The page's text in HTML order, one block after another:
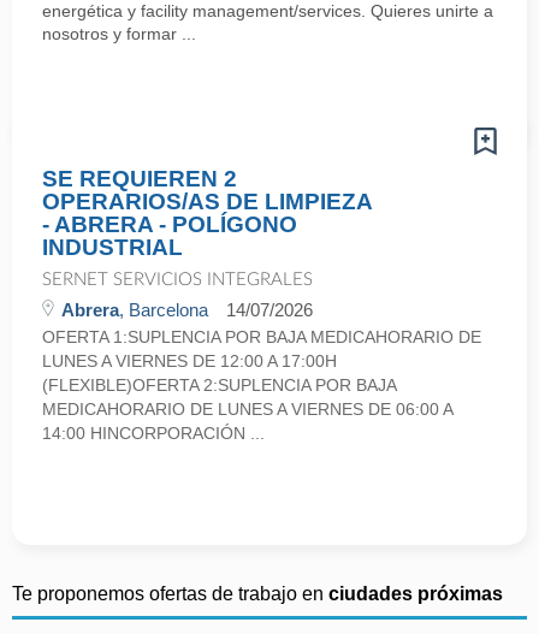
energética y facility management/services. Quieres unirte a
nosotros y formar ...
SE REQUIEREN 2
OPERARIOS/AS DE LIMPIEZA
- ABRERA - POLÍGONO
INDUSTRIAL
SERNET SERVICIOS INTEGRALES
Abrera, Barcelona 14/07/2026
OFERTA 1:SUPLENCIA POR BAJA MEDICAHORARIO DE
LUNES A VIERNES DE 12:00 A 17:00H
(FLEXIBLE)OFERTA 2:SUPLENCIA POR BAJA
MEDICAHORARIO DE LUNES A VIERNES DE 06:00 A
14:00 HINCORPORACIÓN ...
Te proponemos ofertas de trabajo en ciudades próximas